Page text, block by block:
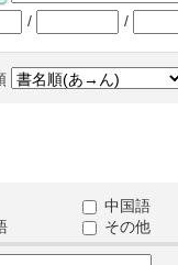
/ /
中国語
その他